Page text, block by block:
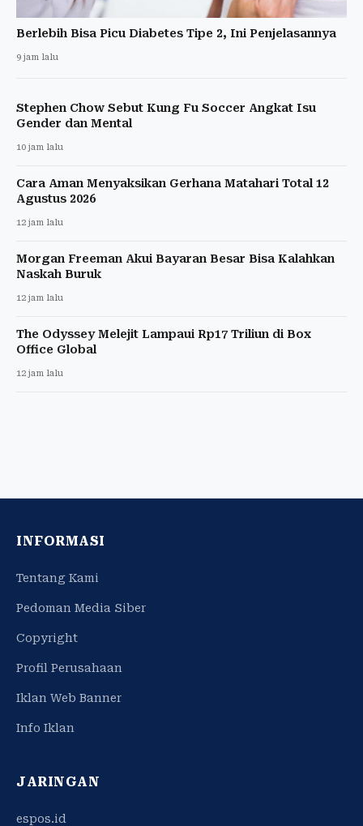
Berlebih Bisa Picu Diabetes Tipe 2, Ini Penjelasannya
9 jam lalu
Stephen Chow Sebut Kung Fu Soccer Angkat Isu
Gender dan Mental
10 jam lalu
Cara Aman Menyaksikan Gerhana Matahari Total 12
Agustus 2026
12 jam lalu
Morgan Freeman Akui Bayaran Besar Bisa Kalahkan
Naskah Buruk
12 jam lalu
The Odyssey Melejit Lampaui Rp17 Triliun di Box
Office Global
12 jam lalu
INFORMASI
Tentang Kami
Pedoman Media Siber
Copyright
Profil Perusahaan
Iklan Web Banner
Info Iklan
JARINGAN
espos.id